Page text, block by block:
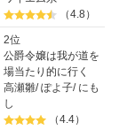
（4.8）
2位
公爵令嬢は我が道を
場当たり的に行く
高瀬雛/ぽよ子/ にも
し
（4.4）